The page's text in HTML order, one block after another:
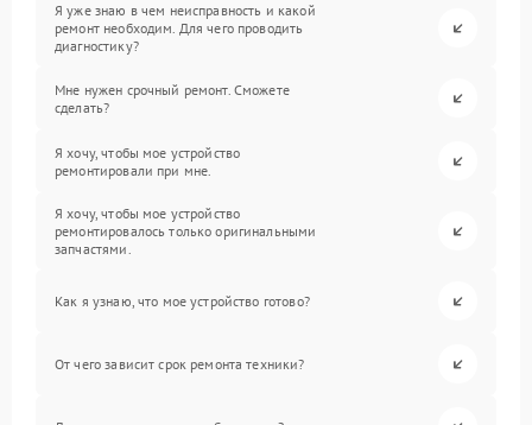
Я уже знаю в чем неисправность и какой
ремонт необходим. Для чего проводить
диагностику?
Мне нужен срочный ремонт. Сможете
сделать?
Я хочу, чтобы мое устройство
ремонтировали при мне.
Я хочу, чтобы мое устройство
ремонтировалось только оригинальными
запчастями.
Как я узнаю, что мое устройство готово?
От чего зависит срок ремонта техники?